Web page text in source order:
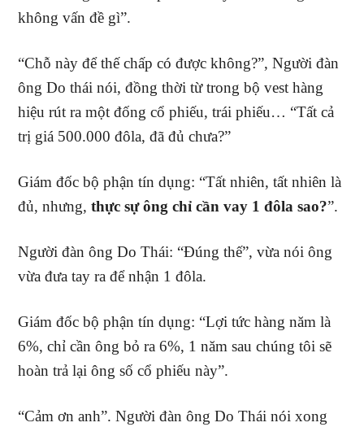
không vấn đề gì”.
“Chỗ này để thế chấp có được không?”, Người đàn
ông Do thái nói, đồng thời từ trong bộ vest hàng
hiệu rút ra một đống cổ phiếu, trái phiếu… “Tất cả
trị giá 500.000 đôla, đã đủ chưa?”
Giám đốc bộ phận tín dụng: “Tất nhiên, tất nhiên là
đủ, nhưng,thực sự ông chỉ cần vay 1 đôla sao?”.
Người đàn ông Do Thái: “Đúng thế”, vừa nói ông
vừa đưa tay ra để nhận 1 đôla.
Giám đốc bộ phận tín dụng: “Lợi tức hàng năm là
6%, chỉ cần ông bỏ ra 6%, 1 năm sau chúng tôi sẽ
hoàn trả lại ông số cổ phiếu này”.
“Cảm ơn anh”. Người đàn ông Do Thái nói xong